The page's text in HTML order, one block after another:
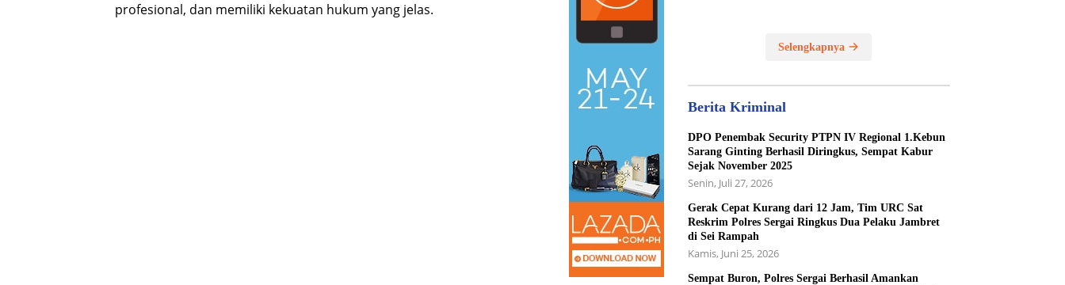
profesional, dan memiliki kekuatan hukum yang jelas.
Selengkapnya
Berita Kriminal
DPO Penembak Security PTPN IV Regional 1.Kebun
Sarang Ginting Berhasil Diringkus, Sempat Kabur
Sejak November 2025
Senin, Juli 27, 2026
Gerak Cepat Kurang dari 12 Jam, Tim URC Sat
Reskrim Polres Sergai Ringkus Dua Pelaku Jambret
di Sei Rampah
Kamis, Juni 25, 2026
Sempat Buron, Polres Sergai Berhasil Amankan